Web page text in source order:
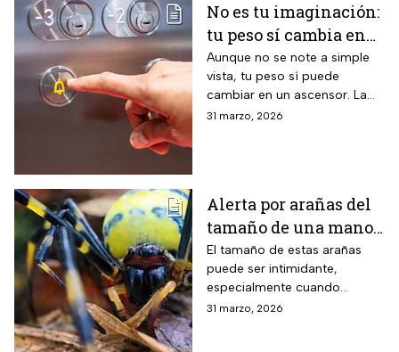
No es tu imaginación:
tu peso sí cambia en
un ascensor y la
ciencia lo explica
Aunque no se note a simple
vista, tu peso sí puede
cambiar en un ascensor. La
ciencia explica por qué ocurre
31 marzo, 2026
Alerta por arañas del
tamaño de una mano
que invaden EUA
El tamaño de estas arañas
puede ser intimidante,
especialmente cuando
aparecen cerca de viviendas,
31 marzo, 2026